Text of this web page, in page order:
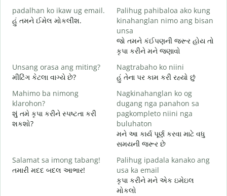
padalhan ko ikaw ug email.
હું તમને ઈમેલ મોકલીશ.
Palihug pahibaloa ako kung
kinahanglan nimo ang bisan
unsa
જો તમને કંઈપણની જરૂર હોય તો
કૃપા કરીને મને જણાવો
Unsang orasa ang miting?
મીટિંગ કેટલા વાગ્યે છે?
Nagtrabaho ko niini
હું તેના પર કામ કરી રહ્યો છું
Mahimo ba nimong
klarohon?
શું તમે કૃપા કરીને સ્પષ્ટતા કરી
શકશો?
Nagkinahanglan ko og
dugang nga panahon sa
pagkompleto niini nga
buluhaton
મને આ કાર્ય પૂર્ણ કરવા માટે વધુ
સમયની જરૂર છે
Salamat sa imong tabang!
તમારી મદદ બદલ આભાર!
Palihug ipadala kanako ang
usa ka email
કૃપા કરીને મને એક ઇમેઇલ
મોકલો